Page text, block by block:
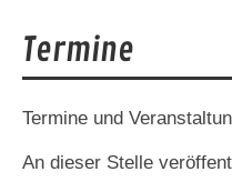
Termine
Termine und
An dieser Stelle